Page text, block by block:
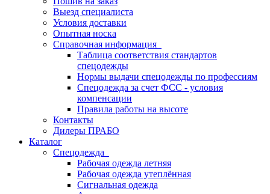
Выезд специалиста
Условия доставки
Опытная носка
Справочная информация
Таблица соответствия стандартов
спецодежды
Нормы выдачи спецодежды по профессиям
Спецодежда за счет ФСС - условия
компенсации
Правила работы на высоте
Контакты
Дилеры ПРАБО
Каталог
Спецодежда
Рабочая одежда летняя
Рабочая одежда утеплённая
Сигнальная одежда